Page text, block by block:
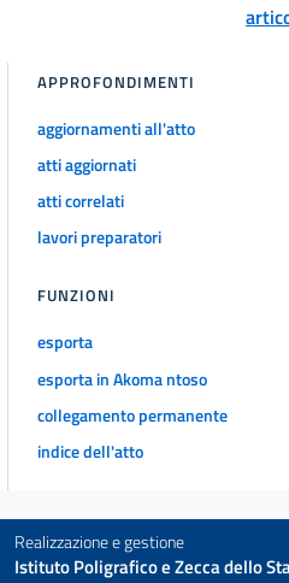
APPROFONDIMENTI
aggiornamenti all'atto
atti aggiornati
atti correlati
lavori preparatori
FUNZIONI
esporta
esporta in Akoma ntoso
collegamento permanente
indice dell'atto
Realizzazione e gestione
Istituto Poligrafico e Zecca dello